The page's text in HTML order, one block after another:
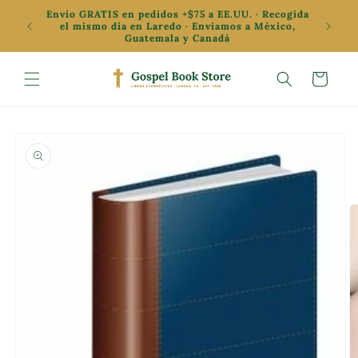
directamente
al contenido
Envío GRATIS en pedidos +$75 a EE.UU. · Recogida
el mismo día en Laredo · Enviamos a México,
Guatemala y Canadá
✦
Carrito
información